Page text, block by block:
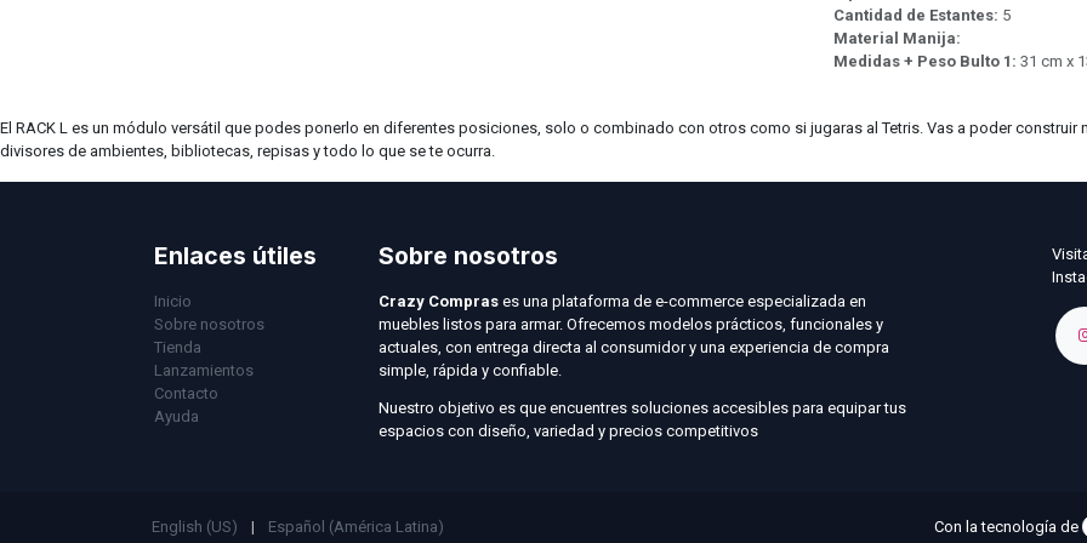
Cantidad de Estantes: 5
Material Manija:
Medidas + Peso Bulto 1: 31 cm x
El RACK L es un módulo versátil que podes ponerlo en diferentes posiciones, solo o combinado con otros como si jugaras al Tetris. Vas a poder
divisores de ambientes, bibliotecas, repisas y todo lo que se te ocurra.
Enlaces útiles
Inicio
Sobre nosotros
Tienda
Lanzamientos
Contacto
Ayuda
Sobre nosotros
Crazy Compras es una plataforma de e-commerce especializada en
muebles listos para armar. Ofrecemos modelos prácticos, funcionales y
actuales, con entrega directa al consumidor y una experiencia de compra
simple, rápida y confiable.
Nuestro objetivo es que encuentres soluciones accesibles para equipar tus
espacios con diseño, variedad y precios competitivos
English (US) | Español (América Latina) Con la tecnología de